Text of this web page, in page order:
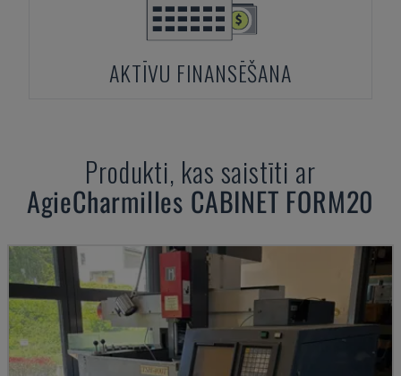
AKTĪVU FINANSĒŠANA
Produkti, kas saistīti ar
AgieCharmilles CABINET FORM20